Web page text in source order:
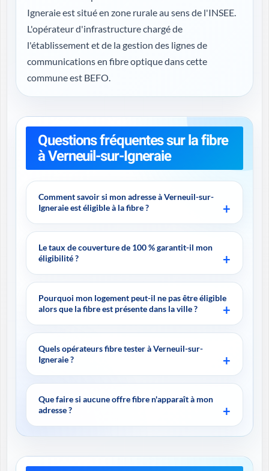
Igneraie est situé en zone rurale au sens de l'INSEE.
L'opérateur d'infrastructure chargé de
l'établissement et de la gestion des lignes de
communications en fibre optique dans cette
commune est BEFO.
Questions fréquentes sur la fibre
à Verneuil-sur-Igneraie
Comment savoir si mon adresse à Verneuil-sur-
Igneraie est éligible à la fibre ?
Le taux de couverture de 100 % garantit-il mon
éligibilité ?
Pourquoi mon logement peut-il ne pas être éligible
alors que la fibre est présente dans la ville ?
Quels opérateurs fibre tester à Verneuil-sur-
Igneraie ?
Que faire si aucune offre fibre n'apparaît à mon
adresse ?